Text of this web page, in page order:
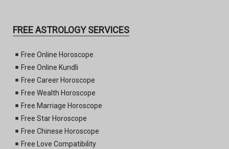
FREE ASTROLOGY SERVICES
Free Online Horoscope
Free Online Kundli
Free Career Horoscope
Free Wealth Horoscope
Free Marriage Horoscope
Free Star Horoscope
Free Chinese Horoscope
Free Love Compatibility